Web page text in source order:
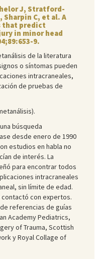
J, Stratford-
Sharpin C, et al. A
that predict
in minor head
9.
de la literatura
o síntomas pueden
intracraneales,
de pruebas de
búsqueda
desde enero de 1990
estudios en habla no
de interés. La
para encontrar todos
intracraneales
sin límite de edad.
con expertos.
referencias de guías
Academy Pediatrics,
of Trauma, Scottish
y Royal Collage of